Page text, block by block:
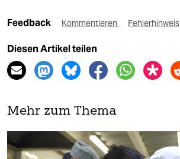
Feedback Kommentieren Fehlerhinweis
Diesen Artikel teilen
Mehr zum Thema